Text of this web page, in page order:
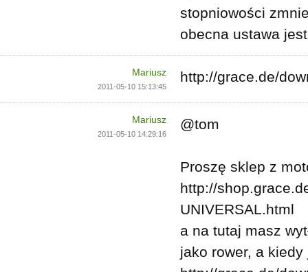
stopniowości
obecna ustawa
Mariusz
2011-05-10 15:13:45
http://grace.de/
Mariusz
2011-05-10 14:29:16
@tom
Proszę sklep z
http://
UNIVERSAL.html
a na tutaj masz
jako rower, a